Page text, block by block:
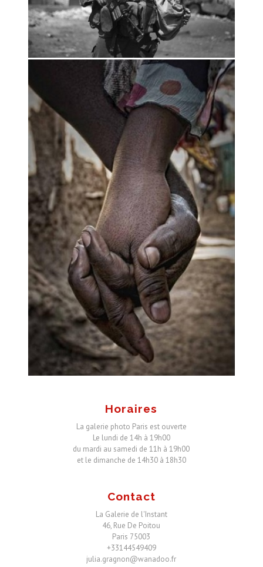
Horaires
La galerie photo Paris est ouverte
Le lundi de 14h à 19h00
du mardi au samedi de 11h à 19h00
et le dimanche de 14h30 à 18h30
Contact
La Galerie de l'Instant
46, Rue De Poitou
Paris 75003
+33144549409
julia.gragnon@wanadoo.fr